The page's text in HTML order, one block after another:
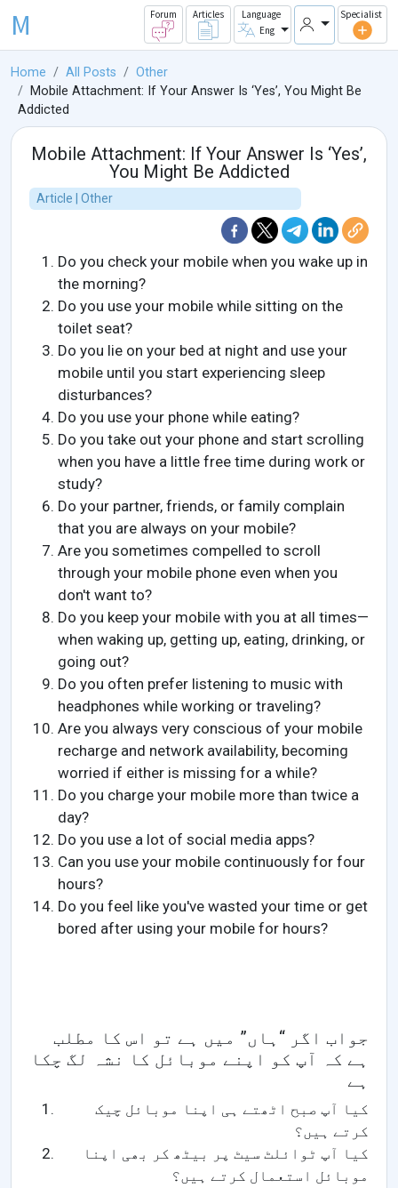
M Forum Articles
Language
Eng
Specialist
Home All Posts
Other
Mobile Attachment: If Your Answer Is ‘Yes’, You Might Be
Addicted
Mobile Attachment: If Your Answer Is ‘Yes’,
You Might Be Addicted
Article | Other
Do you check your mobile when you wake up in
the morning?
Do you use your mobile while sitting on the
toilet seat?
Do you lie on your bed at night and use your
mobile until you start experiencing sleep
disturbances?
Do you use your phone while eating?
Do you take out your phone and start scrolling
when you have a little free time during work or
study?
Do your partner, friends, or family complain
that you are always on your mobile?
Are you sometimes compelled to scroll
through your mobile phone even when you
don't want to?
Do you keep your mobile with you at all times—
when waking up, getting up, eating, drinking, or
going out?
Do you often prefer listening to music with
headphones while working or traveling?
Are you always very conscious of your mobile
recharge and network availability, becoming
worried if either is missing for a while?
Do you charge your mobile more than twice a
day?
Do you use a lot of social media apps?
Can you use your mobile continuously for four
hours?
Do you feel like you've wasted your time or get
bored after using your mobile for hours?
جواب اگر “ہاں” میں ہے تو اس کا مطلب
ہے کہ آپ کو اپنے موبائل کا نشہ لگ چکا
ہے
کیا آپ صبح اٹھتے ہی اپنا موبائل چیک
کرتے ہیں؟
کیا آپ ٹوائلٹ سیٹ پر بیٹھ کر بھی اپنا
موبائل استعمال کرتے ہیں؟